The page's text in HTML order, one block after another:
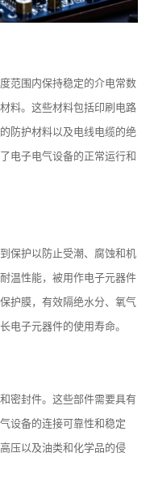
范围内保持稳定的介电常数
料。这些材料包括印刷电路
防护材料以及电线电缆的绝
电子电气设备的正常运行和
保护以防止受潮、腐蚀和机
温性能，被用作电子元器件
护膜，有效隔绝水分、氧气
电子元器件的使用寿命。
密封件。这些部件需要具有
设备的连接可靠性和稳定
压以及油类和化学品的侵